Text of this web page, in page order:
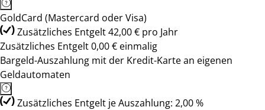
GoldCard (Mastercard oder Visa)
Zusätzliches Entgelt 42,00 € pro Jahr
Zusätzliches Entgelt 0,00 € einmalig
Bargeld-Auszahlung mit der Kredit-Karte an eigenen
Geldautomaten
Zusätzliches Entgelt je Auszahlung: 2,00 %